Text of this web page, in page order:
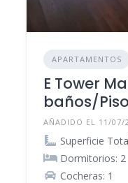
APARTAMENTOS
E Tower
baños/
AÑADIDO EL 11/07/
Superficie
Dormitorios: 2
Cocheras: 1